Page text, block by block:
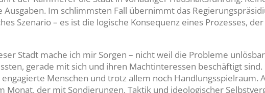
Ausgaben. Im schlimmsten Fall übernimmt das
Szenario – es ist die logische Konsequenz eines Prozesses,
Stadt mache ich mir Sorgen – nicht weil die Probleme
gerade mit sich und ihren Machtinteressen beschäftigt
Menschen und trotz allem noch Handlungsspielraum.
Monat, der mit Sondierungen, Taktik und ideologischer